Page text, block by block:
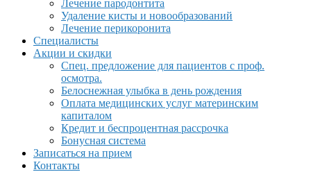
Лечение пародонтита
Удаление кисты и новообразований
Лечение перикоронита
Специалисты
Акции и скидки
Спец. предложение для пациентов с проф.
осмотра.
Белоснежная улыбка в день рождения
Оплата медицинских услуг материнским
капиталом
Кредит и беспроцентная рассрочка
Бонусная система
Записаться на прием
Контакты